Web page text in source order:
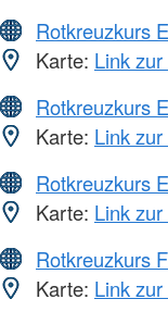
Rotkreuzkurs
Karte: Link
Rotkreuzkurs
Karte: Link
Rotkreuzkurs
Karte: Link
Rotkreuzkurs
Karte: Link